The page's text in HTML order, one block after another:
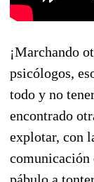
¡Marchando
psicólogos,
todo y no
encontrado
explotar, con
comunicación